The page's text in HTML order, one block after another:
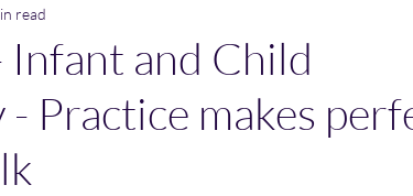
Infant and Child
Practice makes
read